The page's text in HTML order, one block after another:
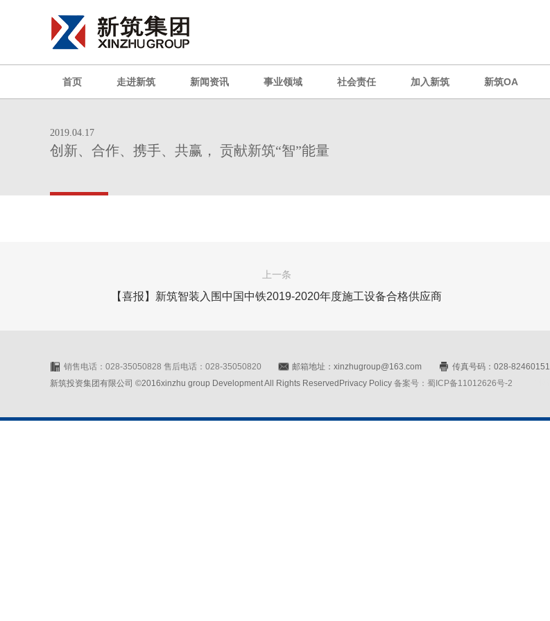
首页 走进新筑 新闻资讯 事业领域 社会责任 加入新筑 新筑OA
2019.04.17
创新、合作、携手、共赢， 贡献新筑“智”能量
上一条
【喜报】新筑智装入围中国中铁2019-2020年度施工设备合格供应商
销售电话：028-35050828 售后电话：028-35050820 邮箱地址：xinzhugroup@163.com
传真号码：028-82460151
新筑投资集团有限公司 ©2016xinzhu group Development All Rights ReservedPrivacy Policy 备案号：蜀ICP备11012626号-2